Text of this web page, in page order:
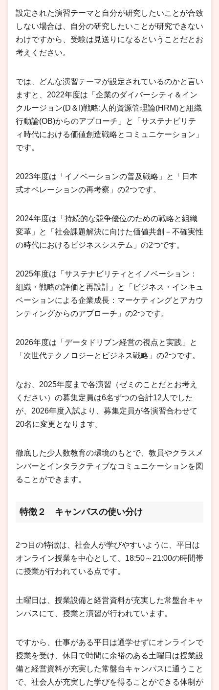
設定された演習テーマと自分が研究したいことが合致
しない場合は、自分の研究したいことが研究できない
わけですから、受験は見送りになるということだとお
考えください。
では、どんな演習テーマが設定されているのかと言い
ますと、2022年度は「企業のダイバーシティ＆イン
クルージョン(D＆I)戦略:人的資源管理論(HRM)と組織
行動論(OB)からのアプローチ」と「サステナビリテ
ィ時代における価値創造戦略とコミュニケーション」
です。
2023年度は「イノベーションの普及戦略」と「日本
式オペレーションの再考察」の2つです。
2024年度は「持続的な競争優位のための戦略と組織
変革」と「社会課題解決に向けた価値共創－不確実性
の時代におけるビジネスシステム」の2つです。
2025年度は「サステナビリティとイノベーション：
組織・戦略の評価と再設計」と「ビジネス・インキュ
ベーションによる企業成長：マーケティングとアカウ
ンティングからのアプローチ」の2つです。
2026年度は「データドリブン経営の視点と実践」と
「次世代テクノロジーとビジネス戦略」の2つです。
なお、2025年度まで各演習（ゼミのことだとお考え
ください）の募集定員は6名ずつの合計12人でした
が、2026年度入試より、募集定員が各演習合わせて
20名に変更となります。
徹底した少人数教育の環境のもとで、教員やクラスメ
ンバーとインタラクティブなコミュニケーションを図
ることができます。
特徴２ キャンパスの使い分け
2つ目の特徴は、社会人が学びやすいように、平日は
オンライン授業を中心として、18:50～21:00の時間帯
に授業が行われている点です。
土曜日は、授業設備と経営資料が充実した常盤台キャ
ンパスにて、授業と演習が行われています。
ですから、仕事がある平日は通学せずにオンラインで
授業を受け、休日で時間に余裕のある土曜日は授業設
備と経営資料が充実した常盤台キャンパスに通うこと
で、社会人が充実した学びを得ることができる体制が